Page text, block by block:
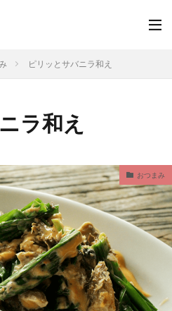
ピリッとサバニラ和え
ラ和え
おつまみ